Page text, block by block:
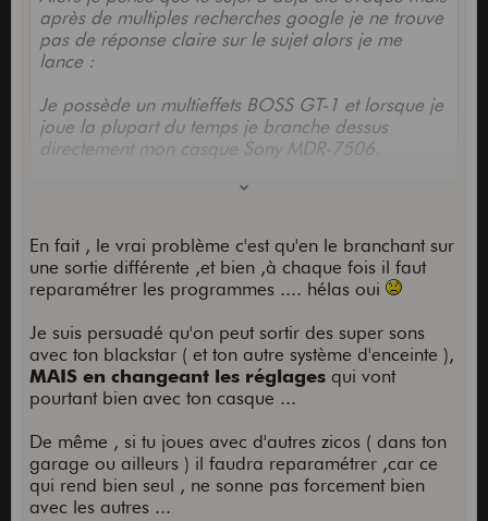
après de multiples recherches google je ne trouve
pas de réponse claire sur le sujet alors je me
lance :
Je possède un multieffets BOSS GT-1 et lorsque je
joue la plupart du temps je branche dessus
directement mon casque Sony MDR-7506.
Dans cette configuration je trouve le son
lorsque je tente de brancher autre chose
c'est vite dégueulasse (essai avec un
blackstar id core 10 et avev des petites
enceintes portables ce qui n'est surement
pas adapté)...
alors je cherche une solution pour
avoir le meilleur son possible avec un budget
d'environ 150/200 euros.
Si vous pouvez m'aiguiller merci d'avance !
En fait , le vrai problème c'est qu'en le branchant sur
une sortie différente ,et bien ,à chaque fois il faut
reparamétrer les programmes .... hélas oui
Je suis persuadé qu'on peut sortir des super sons
avec ton blackstar ( et ton autre système d'enceinte ),
MAIS en changeant les réglagesqui vont
pourtant bien avec ton casque ...
De même , si tu joues avec d'autres zicos ( dans ton
garage ou ailleurs ) il faudra reparamétrer ,car ce
qui rend bien seul , ne sonne pas forcement bien
avec les autres ...